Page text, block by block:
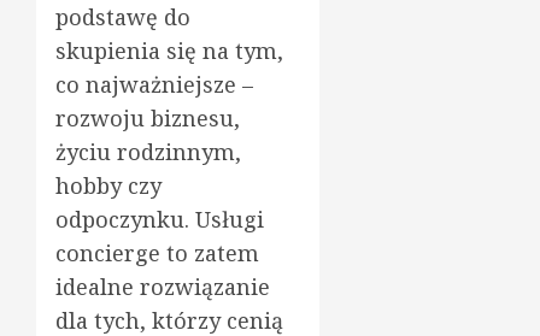
podstawę do
skupienia się na tym,
co najważniejsze –
rozwoju biznesu,
życiu rodzinnym,
hobby czy
odpoczynku. Usługi
concierge to zatem
idealne rozwiązanie
dla tych, którzy cenią